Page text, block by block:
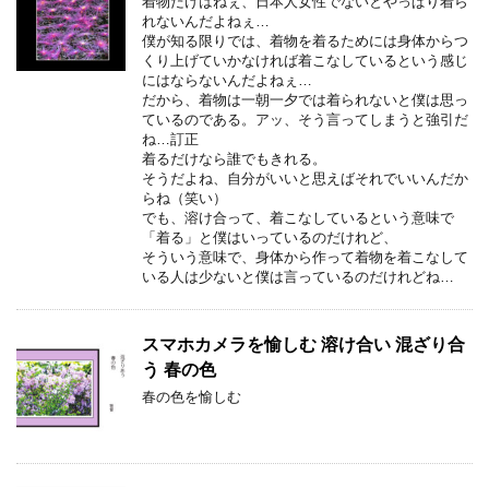
れないんだよねぇ…
僕が知る限りでは、着物を着るためには身体からつ
くり上げていかなければ着こなしているという感じ
にはならないんだよねぇ…
だから、着物は一朝一夕では着られないと僕は思っ
ているのである。アッ、そう言ってしまうと強引だ
ね…訂正
着るだけなら誰でもきれる。
そうだよね、自分がいいと思えばそれでいいんだか
らね（笑い）
でも、溶け合って、着こなしているという意味で
「着る」と僕はいっているのだけれど、
そういう意味で、身体から作って着物を着こなして
いる人は少ないと僕は言っているのだけれどね…
スマホカメラを愉しむ 溶け合い 混ざり合
う 春の色
春の色を愉しむ